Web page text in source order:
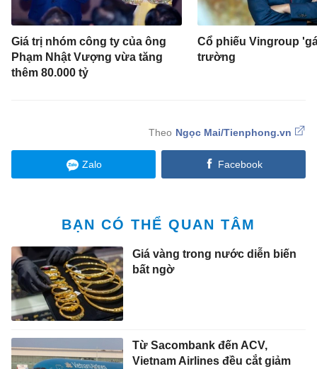
Giá trị nhóm công ty của ông
Phạm Nhật Vượng vừa tăng
thêm 80.000 tỷ
Cổ phiếu Vingroup
trường
Ngọc Mai/Tienphong.vn
Zalo Facebook
BẠN CÓ THỂ QUAN TÂM
Giá vàng trong nước diễn biến
bất ngờ
Từ Sacombank đến ACV,
Vietnam Airlines đều cắt giảm